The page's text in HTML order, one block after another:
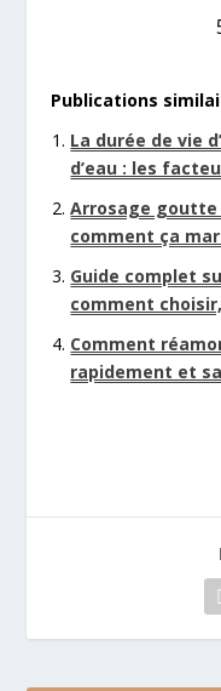
Publications
La durée de vie
d’eau : les
Arrosage goutte
comment ça
Guide complet
comment
Comment
rapidement et